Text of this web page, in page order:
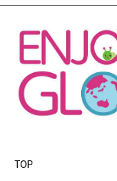
TOP